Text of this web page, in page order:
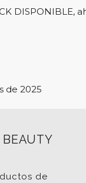
DISPONIBLE,
de 2025
de